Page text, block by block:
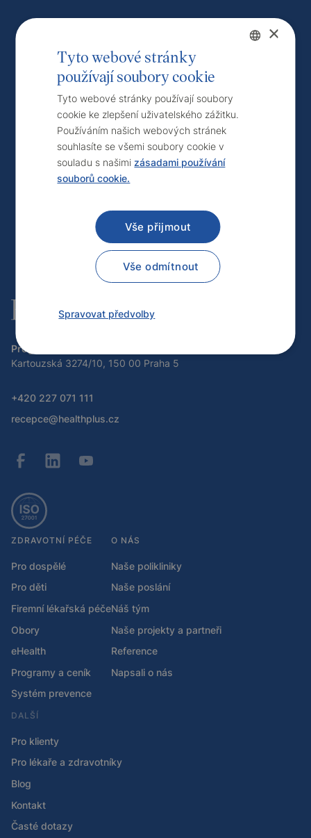
Máte zájem
onaše služby
Kontaktujte nás.
Program H plus, a.s.
Kartouzská 3274/10, 150 00 Praha 5
+420 227 071 111
recepce@healthplus.cz
ZDRAVOTNÍ PÉČE
Pro dospělé
Pro děti
Firemní lékařská péče
Obory
eHealth
Programy a ceník
Systém prevence
O NÁS
Naše polikliniky
Naše poslání
Náš tým
Naše projekty a partneři
Reference
Napsali o nás
DALŠÍ
Pro klienty
Pro lékaře a zdravotníky
Blog
Kontakt
Časté dotazy
×
Tyto webové stránky
používají soubory cookie
Tyto webové stránky používají soubory
cookie ke zlepšení uživatelského zážitku.
Používáním našich webových stránek
souhlasíte se všemi soubory cookie v
souladu s našimi zásadami používání
souborů cookie.
Vše přijmout
Vše odmítnout
Spravovat předvolby